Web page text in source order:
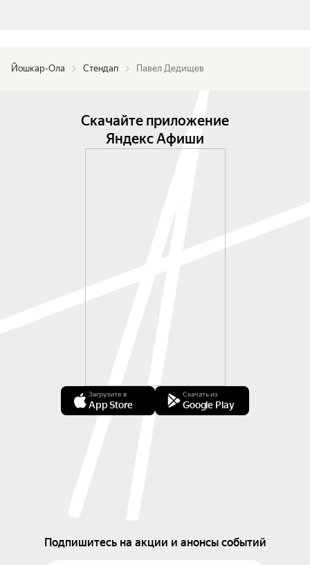
Йошкар-Ола Стендап Павел Дедищев
Скачайте приложение
Яндекс Афиши
Загрузите в
App Store
Скачать из
Google Play
Подпишитесь на акции и анонсы событий